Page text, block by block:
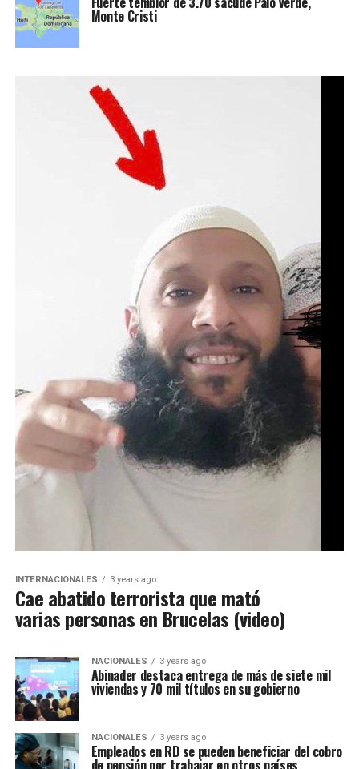
Monte Cristi
INTERNACIONALES 3 years ago
Cae abatido terrorista que mató
varias personas en Brucelas (video)
NACIONALES 3 years ago
Abinader destaca entrega de más de siete mil
viviendas y 70 mil títulos en su gobierno
NACIONALES 3 years ago
Empleados en RD se pueden beneficiar del cobro
de pensión por trabajar en otros países